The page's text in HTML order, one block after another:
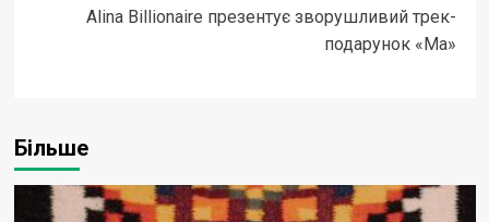
Alina Billionaire презентує зворушливий трек-
подарунок «Ма»
Більше